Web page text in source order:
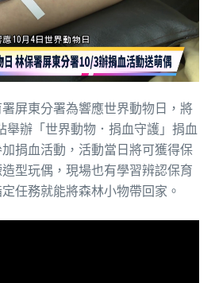
屏東分署為響應世界動物日，將
舉辦「世界動物．捐血守護」捐血
捐血活動，活動當日將可獲得保
型玩偶，現場也有學習辨認保育
任務就能將森林小物帶回家。